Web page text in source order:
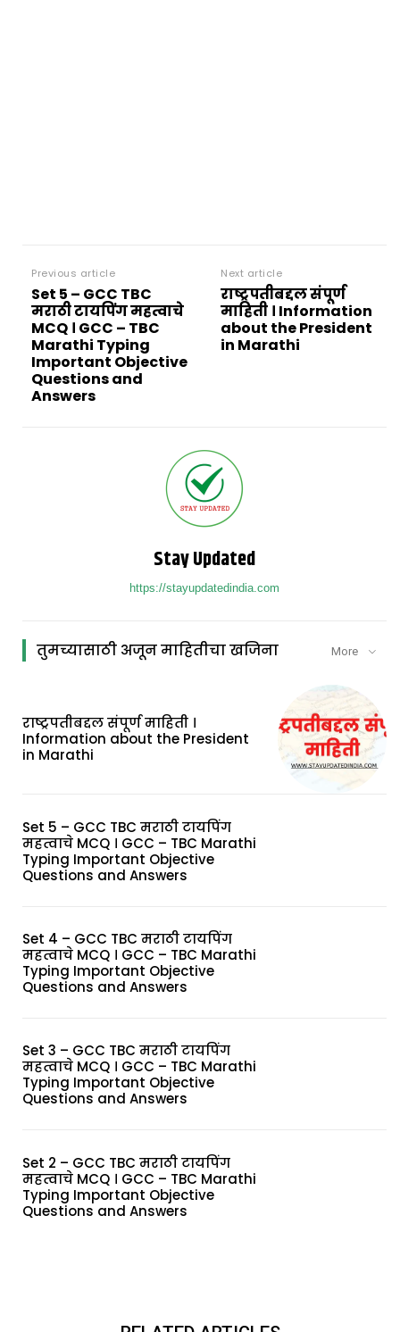
Previous article
Set 5 – GCC TBC
मराठी टायपिंग महत्वाचे
MCQ । GCC – TBC
Marathi Typing
Important Objective
Questions and
Answers
Next article
राष्ट्रपतीबद्दल संपूर्ण
माहिती । Information
about the President
in Marathi
Stay Updated
https://stayupdatedindia.com
तुमच्यासाठी अजून माहितीचा खजिना More
राष्ट्रपतीबद्दल संपूर्ण माहिती ।
Information about the President
in Marathi
Set 5 – GCC TBC मराठी टायपिंग
महत्वाचे MCQ । GCC – TBC Marathi
Typing Important Objective
Questions and Answers
Set 4 – GCC TBC मराठी टायपिंग
महत्वाचे MCQ । GCC – TBC Marathi
Typing Important Objective
Questions and Answers
Set 3 – GCC TBC मराठी टायपिंग
महत्वाचे MCQ । GCC – TBC Marathi
Typing Important Objective
Questions and Answers
Set 2 – GCC TBC मराठी टायपिंग
महत्वाचे MCQ । GCC – TBC Marathi
Typing Important Objective
Questions and Answers